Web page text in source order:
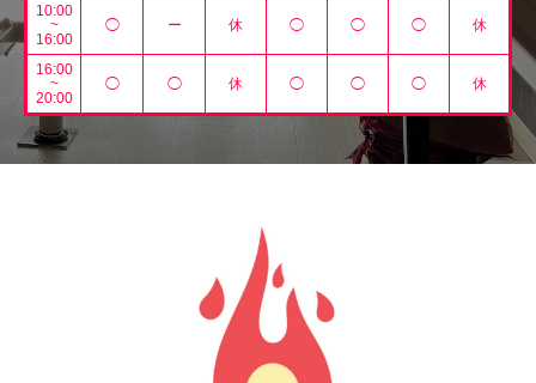
10:00
~
16:00
◯ ー 休 ◯ ◯ ◯ 休
16:00
~
20:00
◯ ◯ 休 ◯ ◯ ◯ 休